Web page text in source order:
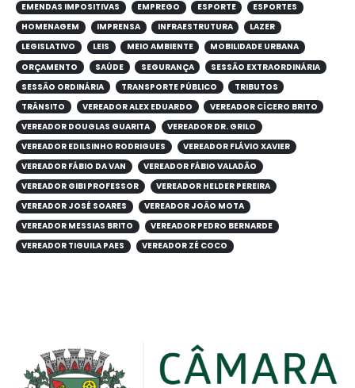
EMENDAS IMPOSITIVAS
EMPREGO ESPORTE
ESPORTES
HOMENAGEM
IMPRENSA INFRAESTRUTURA
LAZER
LEGISLATIVO
LEIS MEIO AMBIENTE
MOBILIDADE URBANA
ORÇAMENTO
SAÚDE SEGURANÇA
SESSÃO EXTRAORDINÁRIA
SESSÃO ORDINÁRIA
TRANSPORTE PÚBLICO
TRIBUTOS
TRÂNSITO
VEREADOR ALEX EDUARDO
VEREADOR CÍCERO BRITO
VEREADOR DOUGLAS GUARITA
VEREADOR DR. GRILO
VEREADOR EDILSINHO RODRIGUES
VEREADOR FLÁVIO XAVIER
VEREADOR FÁBIO DA VAN
VEREADOR FÁBIO VALADÃO
VEREADOR GIBI PROFESSOR
VEREADOR HELDER PEREIRA
VEREADOR JOSÉ SOARES
VEREADOR JOÃO MOTA
VEREADOR MESSIAS BRITO
VEREADOR PEDRO BERNARDE
VEREADOR TIGUILA PAES
VEREADOR ZÉ COCO